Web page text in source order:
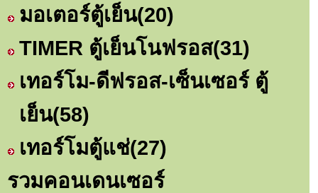
มอเตอร์ตู้เย็น(20)
TIMER ตู้เย็นโนฟรอส(31)
เทอร์โม-ดีฟรอส-เซ็นเซอร์ ตู้
เย็น(58)
เทอร์โมตู้แช่(27)
รวมคอนเดนเซอร์